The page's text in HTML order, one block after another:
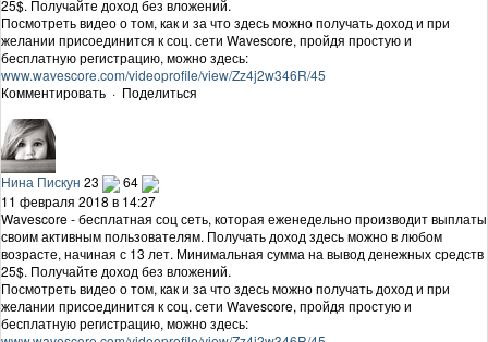
25$. Получайте доход без вложений.
Посмотреть видео о том, как и за что здесь можно получать доход и при
желании присоединится к соц. сети Wavescore, пройдя простую и
бесплатную регистрацию, можно здесь:
www.wavescore.com/videoprofile/view/Zz4j2w346R/45
Комментировать · Поделиться
Нина Пискун 23
64
11 февраля 2018 в 14:27
Wavescore - бесплатная соц сеть, которая еженедельно производит выплаты
своим активным пользователям. Получать доход здесь можно в любом
возрасте, начиная с 13 лет. Минимальная сумма на вывод денежных средств
25$. Получайте доход без вложений.
Посмотреть видео о том, как и за что здесь можно получать доход и при
желании присоединится к соц. сети Wavescore, пройдя простую и
бесплатную регистрацию, можно здесь: